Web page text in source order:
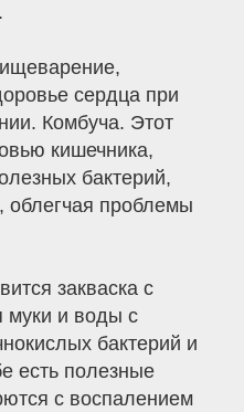
сердца при
Комбуча. Этот
кишечника,
бактерий,
проблемы
закваска с
и воды с
бактерий и
есть полезные
с воспалением